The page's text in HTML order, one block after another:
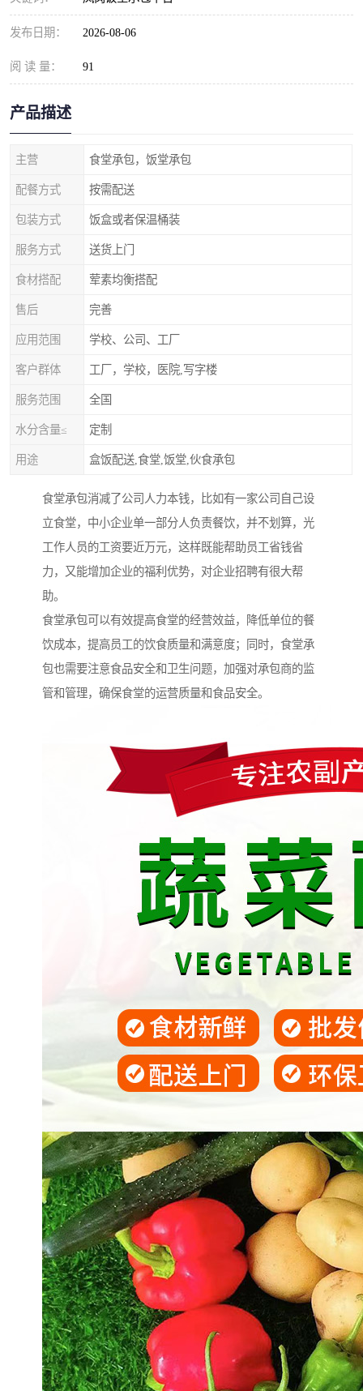
发布日期： 2026-08-06
阅 读 量： 91
产品描述
主营 食堂承包，饭堂承包
配餐方式 按需配送
包装方式 饭盒或者保温桶装
服务方式 送货上门
食材搭配 荤素均衡搭配
售后 完善
应用范围 学校、公司、工厂
客户群体 工厂，学校，医院,写字楼
服务范围 全国
水分含量≤ 定制
用途 盒饭配送,食堂,饭堂,伙食承包
食堂承包消减了公司人力本钱，比如有一家公司自己设
立食堂，中小企业单一部分人负责餐饮，并不划算，光
工作人员的工资要近万元，这样既能帮助员工省钱省
力，又能增加企业的福利优势，对企业招聘有很大帮
助。
食堂承包可以有效提高食堂的经营效益，降低单位的餐
饮成本，提高员工的饮食质量和满意度；同时，食堂承
包也需要注意食品安全和卫生问题，加强对承包商的监
管和管理，确保食堂的运营质量和食品安全。